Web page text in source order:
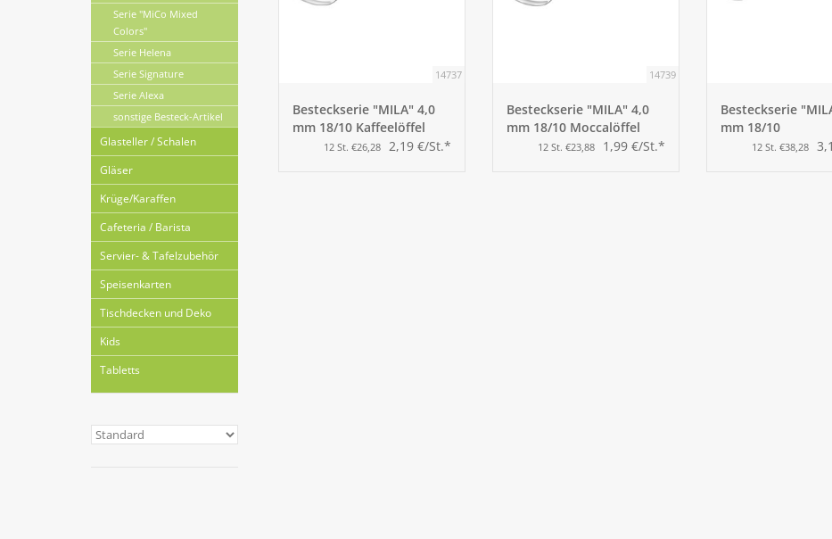
Serie "MiCo Mixed
Colors"
Serie Helena
Serie Signature
Serie Alexa
sonstige Besteck-Artikel
Glasteller / Schalen
Gläser
Krüge/Karaffen
Cafeteria / Barista
Servier- & Tafelzubehör
Speisenkarten
Tischdecken und Deko
Kids
Tabletts
14737
Besteckserie "MILA" 4,0
mm 18/10 Kaffeelöffel
12 St. €26,28 2,19 €/St.*
14739
Besteckserie "MILA" 4,0
mm 18/10 Moccalöffel
12 St. €23,88 1,99 €/St.*
Besteckserie
mm 18/10
Eis/Cocktaillöffel
12 St. €38,28